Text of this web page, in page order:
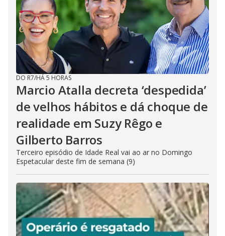
DO R7/HÁ 5 HORAS
Marcio Atalla decreta ‘despedida’
de velhos hábitos e dá choque de
realidade em Suzy Rêgo e
Gilberto Barros
Terceiro episódio de Idade Real vai ao ar no Domingo
Espetacular deste fim de semana (9)